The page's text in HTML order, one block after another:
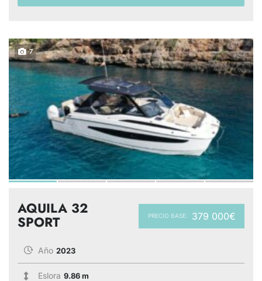
7
PRECIO BASE: 379 000€
AQUILA 32
SPORT
Año 2023
Eslora 9.86 m